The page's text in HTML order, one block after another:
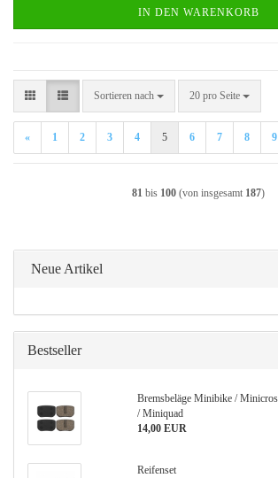
IN DEN WARENKORB
Sortieren nach
Sortieren nach 20 pro Seite
pro Seite
« 1 2 3 4 5 6 7 8 9
81 bis 100 (von insgesamt 187)
Neue Artikel
Bestseller
Bremsbeläge Minibike /
/ Miniquad
14,00 EUR
Reifenset